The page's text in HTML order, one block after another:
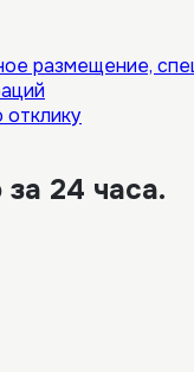
размещение,
отклику
24 часа.